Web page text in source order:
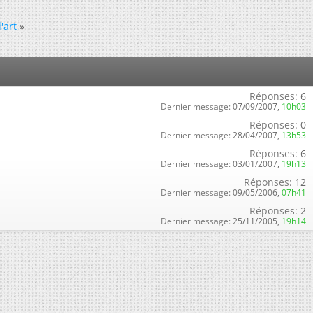
»
Réponses: 6
Dernier message: 07/09/2007, 10h03
Réponses: 0
Dernier message: 28/04/2007, 13h53
Réponses: 6
Dernier message: 03/01/2007, 19h13
Réponses: 12
Dernier message: 09/05/2006, 07h41
Réponses: 2
Dernier message: 25/11/2005, 19h14